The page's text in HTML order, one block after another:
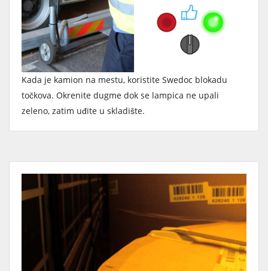
Kada je kamion na mestu, koristite Swedoc blokadu
točkova. Okrenite dugme dok se lampica ne upali
zeleno, zatim uđite u skladište.